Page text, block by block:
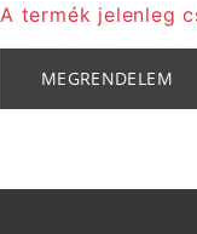
A termék jelenleg
MEGRENDELEM